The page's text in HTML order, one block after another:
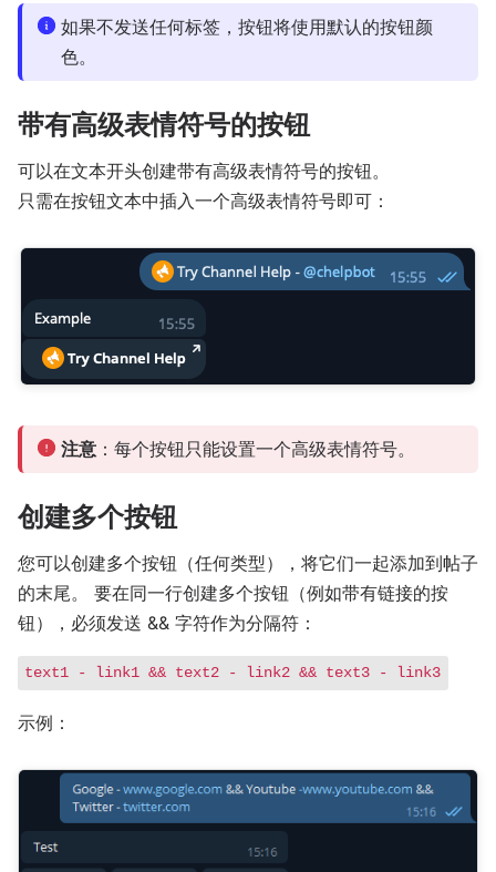
如果不发送任何标签，按钮将使用默认的按钮颜
色。
带有高级表情符号的按钮
可以在文本开头创建带有高级表情符号的按钮。
只需在按钮文本中插入一个高级表情符号即可：
注意 ：每个按钮只能设置一个高级表情符号。
创建多个按钮
您可以创建多个按钮（任何类型），将它们一起添加到帖子
的末尾。 要在同一行创建多个按钮（例如带有链接的按
钮），必须发送 && 字符作为分隔符：
text1 - link1 && text2 - link2 && text3 - link3
示例：